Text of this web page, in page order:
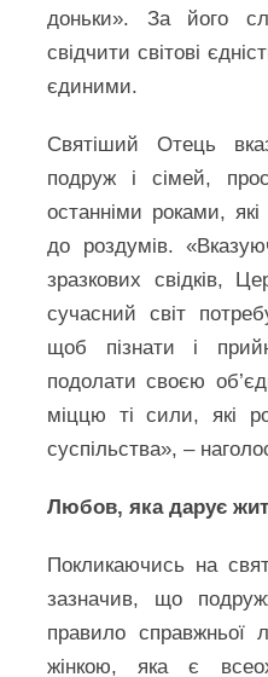
доньки». За його
свідчити світові
єдиними.
Святіший Отець
подруж і сімей,
останніми роками,
до роздумів.
зразкових свідків,
сучасний світ
щоб пізнати і
подолати своєю
міццю ті сили, які
суспільства», –
Любов, яка дарує
Покликаючись на
зазначив, що
правило справжньої
жінкою, яка є